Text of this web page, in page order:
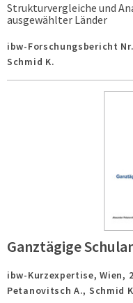
Strukturvergleiche und
ausgewählter Länder
ibw-Forschungsbericht
Schmid K.
Ganztägige
ibw-Kurzexpertise,Wien,
Petanovitsch A., Schmid